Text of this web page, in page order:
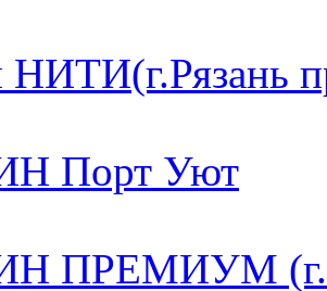
НИТИ(г.Рязань
Порт Уют
ПРЕМИУМ (г.